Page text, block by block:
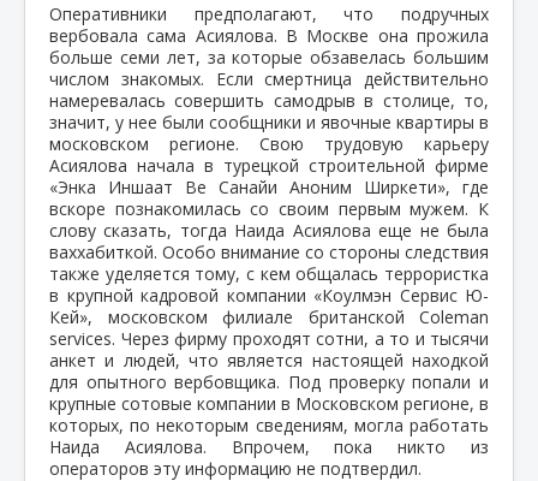
Оперативники предполагают, что подручных
вербовала сама Асиялова. В Москве она прожила
больше семи лет, за которые обзавелась большим
числом знакомых. Если смертница действительно
намеревалась совершить самодрыв в столице, то,
значит, у нее были сообщники и явочные квартиры в
московском регионе. Свою трудовую карьеру
Асиялова начала в турецкой строительной фирме
«Энка Иншаат Ве Санайи Аноним Ширкети», где
вскоре познакомилась со своим первым мужем. К
слову сказать, тогда Наида Асиялова еще не была
ваххабиткой. Особо внимание со стороны следствия
также уделяется тому, с кем общалась террористка
в крупной кадровой компании «Коулмэн Сервис Ю-
Кей», московском филиале британской Сoleman
services. Через фирму проходят сотни, а то и тысячи
анкет и людей, что является настоящей находкой
для опытного вербовщика. Под проверку попали и
крупные сотовые компании в Московском регионе, в
которых, по некоторым сведениям, могла работать
Наида Асиялова. Впрочем, пока никто из
операторов эту информацию не подтвердил.